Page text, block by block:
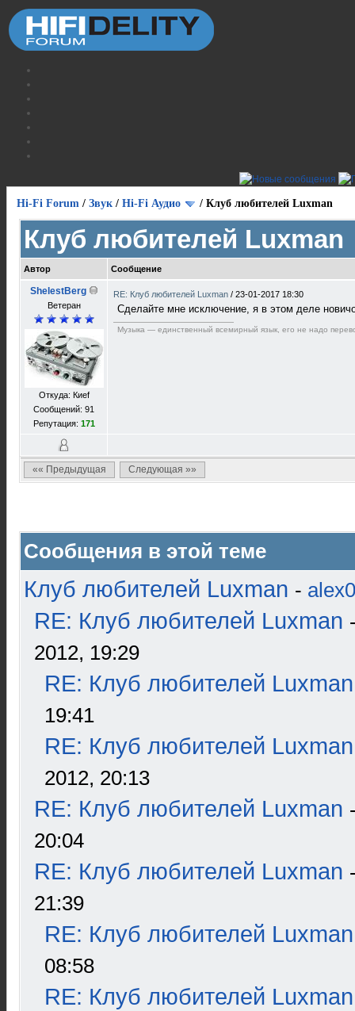
Hi-Fi Forum / Звук / Hi-Fi Аудио / Клуб любителей Luxman
Клуб любителей Luxman
Автор Сообщение
ShelestBerg
Ветеран
Откуда: Киеf
Сообщений: 91
Репутация: 171
RE: Клуб любителей Luxman / 23-01-2017 18:30
Сделайте мне исключение, я в этом деле
Музыка — единственный всемирный язык, его не надо
«« Предыдущая Следующая »»
Сообщения в этой теме
Клуб любителей Luxman -
RE: Клуб любителей Luxman
2012, 19:29
RE: Клуб любителей Luxman
19:41
RE: Клуб любителей Luxman
2012, 20:13
RE: Клуб любителей Luxman
20:04
RE: Клуб любителей Luxman
21:39
RE: Клуб любителей Luxman
08:58
RE: Клуб любителей Luxman